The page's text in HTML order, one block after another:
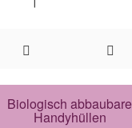
Biologisch abbaubare
Handyhüllen